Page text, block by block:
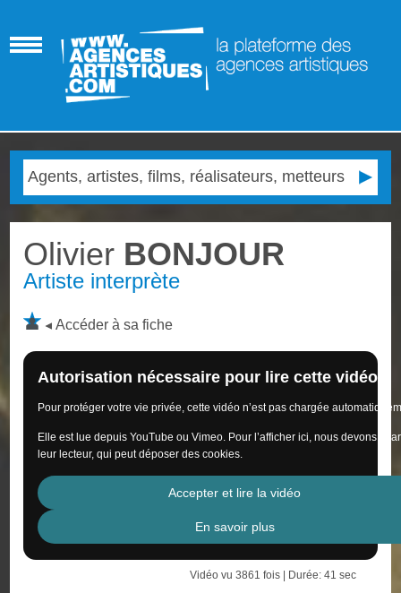
Olivier BONJOUR
Artiste interprète
Accéder à sa fiche
Autorisation nécessaire pour lire cette vidéo
Pour protéger votre vie privée, cette vidéo n’est pas chargée
Elle est lue depuis YouTube ou Vimeo. Pour l’afficher ici, nous devons
leur lecteur, qui peut déposer des cookies.
Accepter et lire la vidéo
En savoir plus
Vidéo vu 3861 fois | Durée: 41 sec